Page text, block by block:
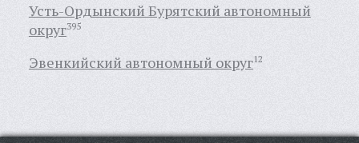
Усть-Ордынский Бурятский автономный
округ395
Эвенкийский автономный округ12